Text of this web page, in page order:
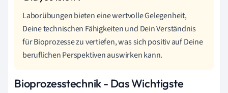
Laborübungen bieten eine wertvolle Gelegenheit,
Deine technischen Fähigkeiten und Dein Verständnis
für Bioprozesse zu vertiefen, was sich positiv auf Deine
beruflichen Perspektiven auswirken kann.
Bioprozesstechnik - Das Wichtigste